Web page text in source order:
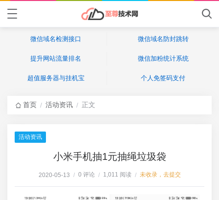
微信域名检测接口 微信域名防封跳转
提升网站流量排名 微信加粉统计系统
超值服务器与挂机宝 个人免签码支付
首页 / 活动资讯 / 正文
活动资讯
小米手机抽1元抽绳垃圾袋
2020-05-13 / 0 评论 / 1,011 阅读 / 未收录，去提交